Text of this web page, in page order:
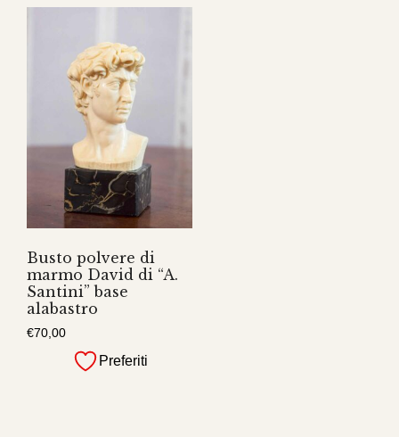
Busto polvere di
marmo David di “A.
Santini” base
alabastro
€70,00
Preferiti